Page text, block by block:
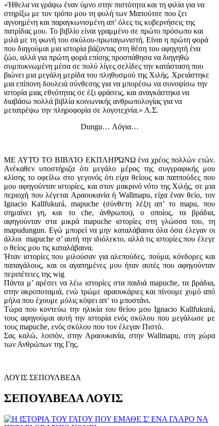
«Ήθελα να γράψω έναν ύμνο στην πιστότητα και τη φιλία για να
στηρίξω με τον τρόπο μου τη φυλή των Μαπούτσε που ζει
αγνοημένη και παραγκωνισμένη απ’ όλες τις κυβερνήσεις της
πατρίδας μου. Το βιβλίο είναι γραμμένο σε πρώτο πρόσωπο και
μιλά με τη φωνή του σκύλου-πρωταγωνιστή. Είναι η πρώτη φορά
που διηγούμαι μια ιστορία βάζοντας στη θέση του αφηγητή ένα
ζώο, αλλά για πρώτη φορά επίσης προσπάθησα να διηγηθώ
συμπυκνωμένη μέσα σε πολύ λίγες σελίδες την κατάσταση που
βιώνει μια μεγάλη μερίδα του πληθυσμού της Χιλής. Χρειάστηκε
μια επίπονη δουλειά σύνθεσης για να μπορέσω να συνοψίσω την
ιστορία μιας εθνότητας σε έξι φράσεις, και αναγκάστηκα να
διαβάσω πολλά βιβλία κοινωνικής ανθρωπολογίας για να
μετατρέψω την πληροφορία σε λογοτεχνία.» Λ.Σ.
Dungu… Λόγια…
ΜΕ ΑΥΤΌ ΤΟ ΒΙΒΛΊΟ ΕΚΠΛΗΡΏΝΩ ένα χρέος πολλών ετών.
Ανέκαθεν υποστήριζα ότι μεγάλο μέρος της συγγραφικής μου
κλίσης το οφείλω στο γεγονός ότι είχα θείους και παππούδες που
μου αφηγούνταν ιστορίες, και στον μακρινό νότο της Χιλής, σε μια
περιοχή που λέγεται Αραουκανία ή Wallmapu, είχα έναν θείο, τον
Ignacio Kallfukurá, mapuche (σύνθετη λέξη απ’ το mapu, που
σημαίνει γη, και το che, άνθρωποι), ο οποίος, τα βράδια,
αφηγούνταν στα μικρά mapuche ιστορίες στη γλώσσα του, τη
mapudungun. Εγώ μπορεί να μην καταλάβαινα όλα όσα έλεγαν οι
άλλοι mapuche σ’ αυτή την ιδιόλεκτο, αλλά τις ιστορίες που έλεγε
ο θείος μου τις καταλάβαινα.
Ήταν ιστορίες που μιλούσαν για αλεπούδες, πούμα, κόνδορες και
παπαγάλους, και οι αγαπημένες μου ήταν αυτές που αφηγούνταν
περιπέτειες της wig
Πάντα μ’ αρέσει να λέω ιστορίες στα παιδιά mapuche, τα βράδια,
στην ακροποταμιά, ενώ τρώμε αραουκάριες και πίνουμε χυμό από
μήλα που έχουμε μόλις κόψει απ’ το μποστάνι.
Τώρα που κοντεύω την ηλικία του θείου μου Ignacio Kallfukurá,
τους αφηγούμαι αυτή την ιστορία ενός σκύλου που μεγάλωσε με
τους mapuche, ενός σκύλου που τον έλεγαν Πιστό.
Σας καλώ, λοιπόν, στην Αραουκανία, στην Wallmapu, στη χώρα
των Ανθρώπων της Γης.
ΛΟΥΙΣ ΣΕΠΟΥΛΒΕΔΑ
ΣΕΠΟΥΛΒΕΔΑ ΛΟΥΙΣ